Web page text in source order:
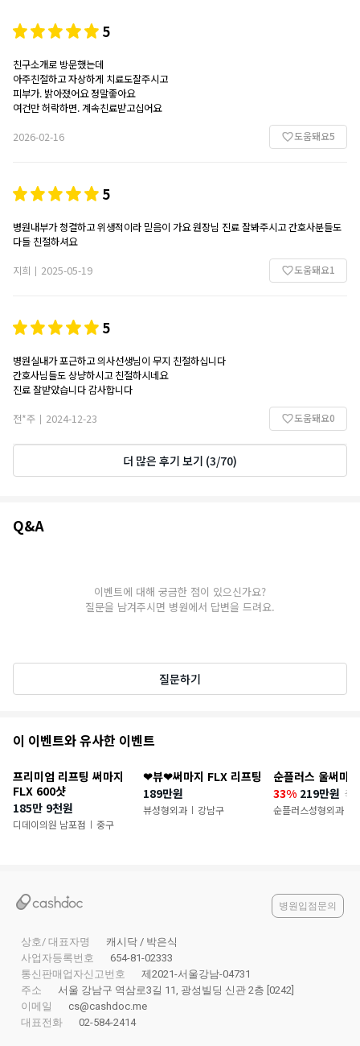
5
친구소개로 방문했는데
아주친절하고 자상하게 치료도잘주시고
피부가. 밝아졌어요 정말좋아요
2026-02-16
도움돼요5
5
병원내부가 청결하고 위생적이라 믿음이 가요 원장님 진료 잘봐주시고 간호사분들도
다들 친절하셔요
지희 | 2025-05-19 도움돼요1
5
병원실내가 포근하고 의사선생님이 무지 친절하십니다
간호사님들도 상냥하시고 친절하시네요
진료 잘받았습니다 감사합니다
전*주 | 2024-12-23 도움돼요0
더 많은 후기 보기 (3/70)
Q&A
이벤트에 대해 궁금한 점이 있으신가요?
질문을 남겨주시면 병원에서 답변을 드려요.
질문하기
추
이
벤
이 이벤트와 유사한 이벤트
프리미엄 리프팅 써마지
FLX 600샷
185만 9천원
디데이의원 남포점 | 중구
❤뷰❤써마지 FLX 리프팅
189만원
뷰성형외과 | 강남구
순플러스 울써마지
33% 219만원 330
순플러스성형외과
병원입점문의
상호/ 대표자명
캐시닥 / 박은식
사업자등록번호
654-81-02333
통신판매업자신고번호
제2021-서울강남-04731
주소
서울 강남구 역삼로3길 11, 광성빌딩 신관 2층 [0242]
이메일
cs@cashdoc.me
대표전화
02-584-2414